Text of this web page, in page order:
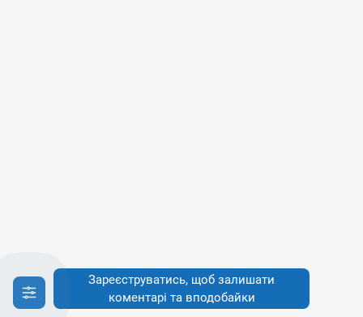
Зареєструватись, щоб залишати
коментарі та вподобайки